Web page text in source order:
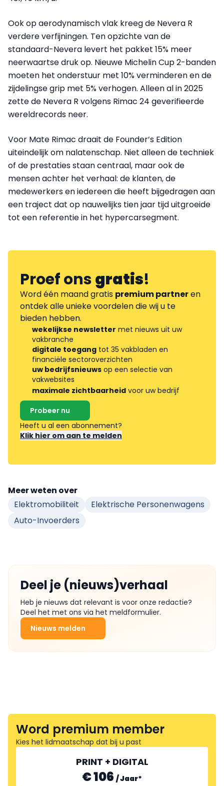
Ook op aerodynamisch vlak kreeg de Nevera R
verdere verfijningen. Ten opzichte van de
standaard-Nevera levert het pakket 15% meer
neerwaartse druk op. Nieuwe Michelin Cup 2-banden
moeten het onderstuur met 10% verminderen en de
zijdelingse grip met 5% verhogen. Alleen al in 2025
zette de Nevera R volgens Rimac 24 geverifieerde
wereldrecords neer.
Voor Mate Rimac draait de Founder’s Edition
uiteindelijk om nalatenschap. Niet alleen de techniek
of de prestaties staan centraal, maar ook de
mensen achter het verhaal: de klanten, de
medewerkers en iedereen die heeft bijgedragen aan
een traject dat op nauwelijks tien jaar tijd uitgroeide
tot een referentie in het hypercarsegment.
Proef onsgratis!
Word één maand gratis premium partneren
ontdek alle unieke voordelen die wij u te
bieden hebben.
wekelijkse newsletter met nieuws uit uw
vakbranche
digitale toegang tot 35 vakbladen en
financiële sectoroverzichten
uw bedrijfsnieuws op een selectie van
vakwebsites
maximale zichtbaarheid voor uw bedrijf
Probeer nu
Heeft u al een abonnement?
Klik hier om aan te melden
Meer weten over
Elektromobiliteit
Elektrische Personenwagens
Auto-Invoerders
Deel je (nieuws)verhaal
Heb je nieuws dat relevant is voor onze redactie?
Deel het met ons via het meldformulier.
Nieuws melden
Word premium member
Kies het lidmaatschap dat bij u past
PRINT + DIGITAL
€ 106 /Jaar*